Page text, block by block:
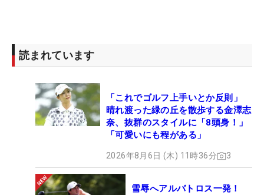
読まれています
「これでゴルフ上手いとか反則」
晴れ渡った緑の丘を散歩する金澤志
奈、抜群のスタイルに「8頭身！」
「可愛いにも程がある」
2026年8月6日 (木) 11時36分 3
雪辱へアルバトロス一発！